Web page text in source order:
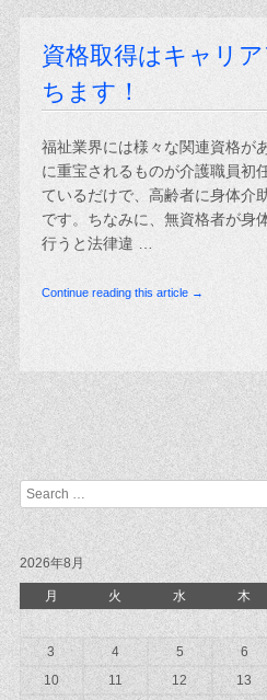
資格取得はキャリ
ちます！
福祉業界には様々な関連資格が
に重宝されるものが介護職員初
ているだけで、高齢者に身体介
です。ちなみに、無資格者が身
行うと法律違 …
Continue reading this article →
Post navigation
Search
2026年8月
月 火 水 木
3
4 5 6
10
11 12 13